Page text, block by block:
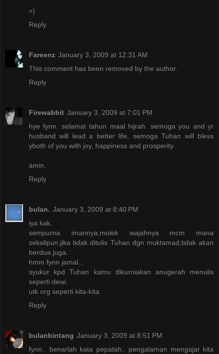
=)
Reply
Fareenz January 3, 2009 at 12:31 AM
This comment has been removed by the author.
Reply
Firewabbit January 3, 2009 at 7:01 PM
hye fynn. selamat tahun maal hijrah. semoga you and yr
husband will lead a better life, semoga Tuhan will bless
yboth of you with joy, happiness and prosperity.
amin.
Reply
bulan. January 3, 2009 at 8:40 PM
iya kak.
sempurna imannya,molek wajahnya mcm mana
sekalipun,jika tidak ditulis Tuhan dgn muktamad,tidak akan
berdua juga.
hmm fynn jamal...
syukur kpd Tuhan kamu dikurniakan anugerah menulis
seperti dewi.
utk org seperti kita-kita.
Reply
bulanbintang January 3, 2009 at 8:51 PM
fynn.. benarlah kata pepatah.. pengalaman mengajar kita